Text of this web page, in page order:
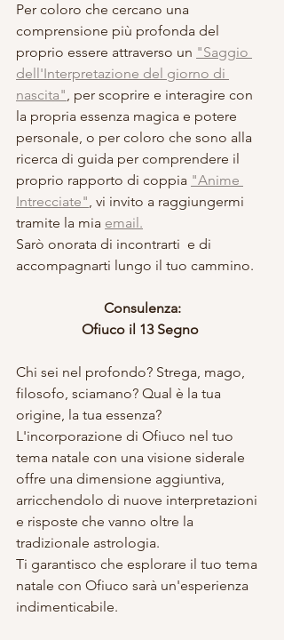
Per coloro che cercano una
comprensione più profonda del
proprio essere attraverso un "Saggio
dell'Interpretazione del giorno di
nascita", per scoprire e interagire con
la propria essenza magica e potere
personale, o per coloro che sono alla
ricerca di guida per comprendere il
proprio rapporto di coppia "Anime
Intrecciate", vi invito a raggiungermi
tramite la mia email.
Sarò onorata di incontrarti  e di
accompagnarti lungo il tuo cammino.
Consulenza:
Ofiuco il 13 Segno
Chi sei nel profondo? Strega, mago,
filosofo, sciamano? Qual è la tua
origine, la tua essenza?
L'incorporazione di Ofiuco nel tuo
tema natale con una visione siderale
offre una dimensione aggiuntiva,
arricchendolo di nuove interpretazioni
e risposte che vanno oltre la
tradizionale astrologia.
Ti garantisco che esplorare il tuo tema
natale con Ofiuco sarà un'esperienza
indimenticabile.